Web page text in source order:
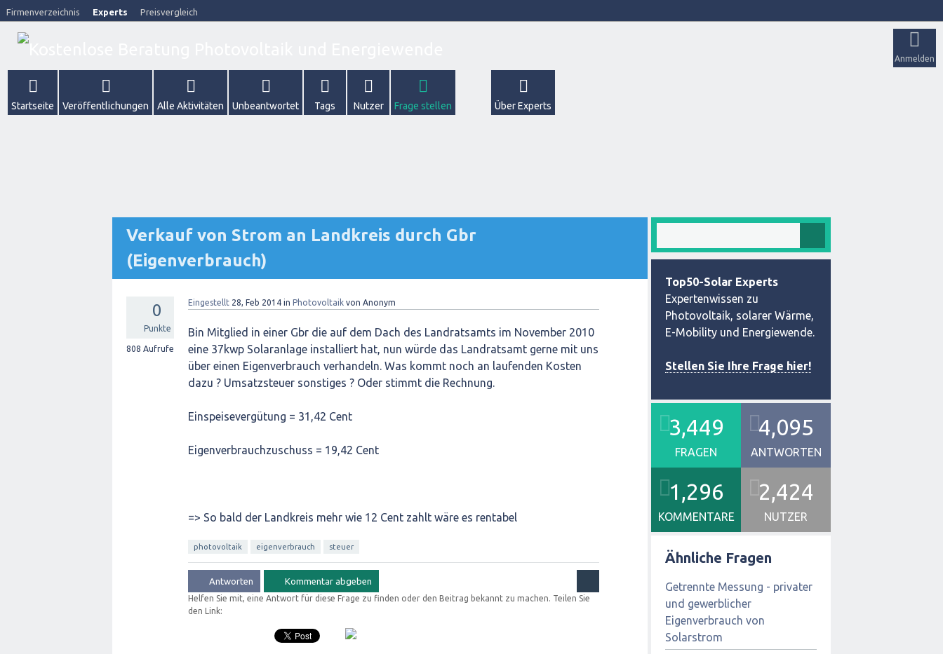
Firmenverzeichnis Experts Preisvergleich
Anmelden
Startseite Veröffentlichungen Alle Aktivitäten Unbeantwortet Tags Nutzer Frage stellen Über Experts
Verkauf von Strom an Landkreis durch Gbr
(Eigenverbrauch)
0
Punkte
808 Aufrufe
Eingestellt 28, Feb 2014 in Photovoltaik von Anonym
Bin Mitglied in einer Gbr die auf dem Dach des Landratsamts im November 2010
eine 37kwp Solaranlage installiert hat, nun würde das Landratsamt gerne mit uns
über einen Eigenverbrauch verhandeln. Was kommt noch an laufenden Kosten
dazu ? Umsatzsteuer sonstiges ? Oder stimmt die Rechnung.
Einspeisevergütung = 31,42 Cent
Eigenverbrauchzuschuss = 19,42 Cent
=> So bald der Landkreis mehr wie 12 Cent zahlt wäre es rentabel
photovoltaik eigenverbrauch steuer
Helfen Sie mit, eine Antwort für diese Frage zu finden oder den Beitrag bekannt zu machen. Teilen Sie
den Link:
Top50-Solar Experts
Expertenwissen zu
Photovoltaik, solarer Wärme,
E-Mobility und Energiewende.
Stellen Sie Ihre Frage hier!
3,449
FRAGEN
4,095
ANTWORTEN
1,296
KOMMENTARE
2,424
NUTZER
Ähnliche Fragen
Getrennte Messung - privater
und gewerblicher
Eigenverbrauch von
Solarstrom